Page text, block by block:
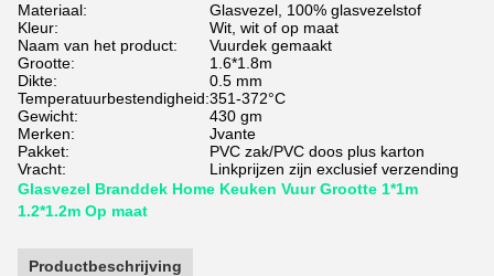
Materiaal:
Glasvezel, 100% glasvezelstof
Kleur:
Wit, wit of op maat
Naam van het product:
Vuurdek gemaakt
Grootte:
1.6*1.8m
Dikte:
0.5 mm
Temperatuurbestendigheid:351-372°C
Gewicht:
430 gm
Merken:
Jvante
Pakket:
PVC zak/PVC doos plus karton
Vracht:
Linkprijzen zijn exclusief verzending
Glasvezel Branddek Home Keuken Vuur Grootte 1*1m
1.2*1.2m Op maat
Productbeschrijving